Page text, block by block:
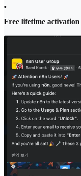
•
Free lifetime activation